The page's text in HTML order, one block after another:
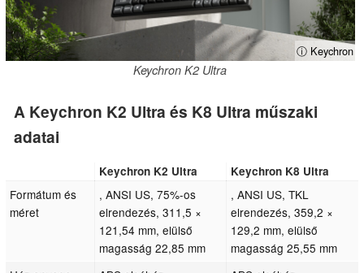
ⓘ Keychron
Keychron K2 Ultra
A Keychron K2 Ultra és K8 Ultra műszaki
adatai
Keychron K2 Ultra Keychron K8 Ultra
Formátum és
méret
, ANSI US, 75%-os
elrendezés, 311,5 ×
121,54 mm, elülső
magasság 22,85 mm
, ANSI US, TKL
elrendezés, 359,2 ×
129,2 mm, elülső
magasság 25,55 mm